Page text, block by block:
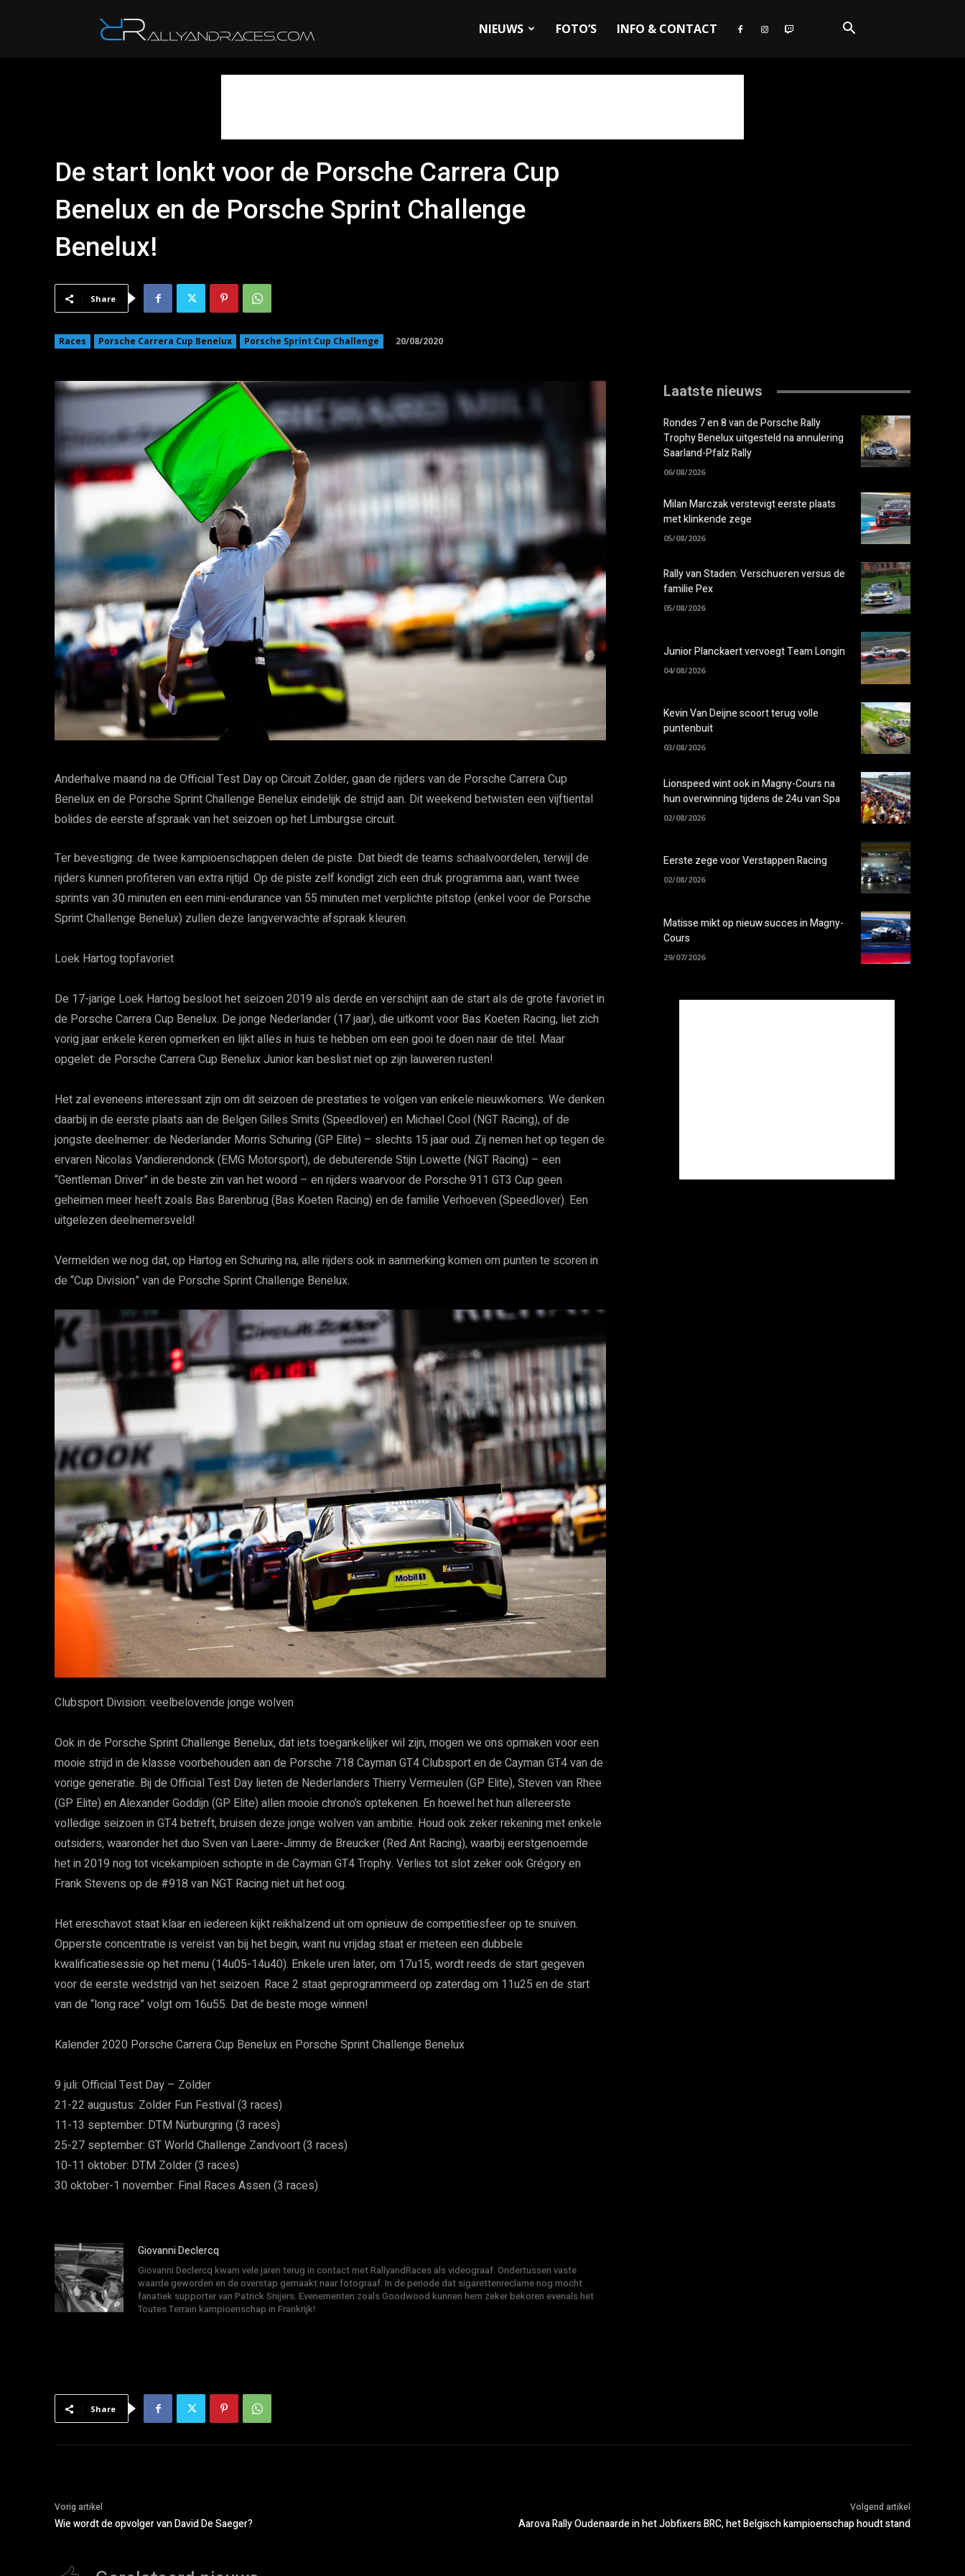
NIEUWS FOTO’S INFO & CONTACT
De start lonkt voor de Porsche Carrera Cup
Benelux en de Porsche Sprint Challenge
Benelux!
Share
Races Porsche Carrera Cup Benelux Porsche Sprint Cup Challenge 20/08/2020
Anderhalve maand na de Official Test Day op Circuit Zolder, gaan de rijders van de Porsche Carrera Cup
Benelux en de Porsche Sprint Challenge Benelux eindelijk de strijd aan. Dit weekend betwisten een vijftiental
bolides de eerste afspraak van het seizoen op het Limburgse circuit.
Ter bevestiging: de twee kampioenschappen delen de piste. Dat biedt de teams schaalvoordelen, terwijl de
rijders kunnen profiteren van extra rijtijd. Op de piste zelf kondigt zich een druk programma aan, want twee
sprints van 30 minuten en een mini-endurance van 55 minuten met verplichte pitstop (enkel voor de Porsche
Sprint Challenge Benelux) zullen deze langverwachte afspraak kleuren.
Loek Hartog topfavoriet
De 17-jarige Loek Hartog besloot het seizoen 2019 als derde en verschijnt aan de start als de grote favoriet in
de Porsche Carrera Cup Benelux. De jonge Nederlander (17 jaar), die uitkomt voor Bas Koeten Racing, liet zich
vorig jaar enkele keren opmerken en lijkt alles in huis te hebben om een gooi te doen naar de titel. Maar
opgelet: de Porsche Carrera Cup Benelux Junior kan beslist niet op zijn lauweren rusten!
Het zal eveneens interessant zijn om dit seizoen de prestaties te volgen van enkele nieuwkomers. We denken
daarbij in de eerste plaats aan de Belgen Gilles Smits (Speedlover) en Michael Cool (NGT Racing), of de
jongste deelnemer: de Nederlander Morris Schuring (GP Elite) – slechts 15 jaar oud. Zij nemen het op tegen de
ervaren Nicolas Vandierendonck (EMG Motorsport), de debuterende Stijn Lowette (NGT Racing) – een
“Gentleman Driver” in de beste zin van het woord – en rijders waarvoor de Porsche 911 GT3 Cup geen
geheimen meer heeft zoals Bas Barenbrug (Bas Koeten Racing) en de familie Verhoeven (Speedlover). Een
uitgelezen deelnemersveld!
Vermelden we nog dat, op Hartog en Schuring na, alle rijders ook in aanmerking komen om punten te scoren in
de “Cup Division” van de Porsche Sprint Challenge Benelux.
Clubsport Division: veelbelovende jonge wolven
Ook in de Porsche Sprint Challenge Benelux, dat iets toegankelijker wil zijn, mogen we ons opmaken voor een
mooie strijd in de klasse voorbehouden aan de Porsche 718 Cayman GT4 Clubsport en de Cayman GT4 van de
vorige generatie. Bij de Official Test Day lieten de Nederlanders Thierry Vermeulen (GP Elite), Steven van Rhee
(GP Elite) en Alexander Goddijn (GP Elite) allen mooie chrono’s optekenen. En hoewel het hun allereerste
volledige seizoen in GT4 betreft, bruisen deze jonge wolven van ambitie. Houd ook zeker rekening met enkele
outsiders, waaronder het duo Sven van Laere-Jimmy de Breucker (Red Ant Racing), waarbij eerstgenoemde
het in 2019 nog tot vicekampioen schopte in de Cayman GT4 Trophy. Verlies tot slot zeker ook Grégory en
Frank Stevens op de #918 van NGT Racing niet uit het oog.
Het ereschavot staat klaar en iedereen kijkt reikhalzend uit om opnieuw de competitiesfeer op te snuiven.
Opperste concentratie is vereist van bij het begin, want nu vrijdag staat er meteen een dubbele
kwalificatiesessie op het menu (14u05-14u40). Enkele uren later, om 17u15, wordt reeds de start gegeven
voor de eerste wedstrijd van het seizoen. Race 2 staat geprogrammeerd op zaterdag om 11u25 en de start
van de “long race” volgt om 16u55. Dat de beste moge winnen!
Kalender 2020 Porsche Carrera Cup Benelux en Porsche Sprint Challenge Benelux
9 juli: Official Test Day – Zolder
21-22 augustus: Zolder Fun Festival (3 races)
11-13 september: DTM Nürburgring (3 races)
25-27 september: GT World Challenge Zandvoort (3 races)
10-11 oktober: DTM Zolder (3 races)
30 oktober-1 november: Final Races Assen (3 races)
Giovanni Declercq
Giovanni Declercq kwam vele jaren terug in contact met RallyandRaces als videograaf. Ondertussen vaste
waarde geworden en de overstap gemaakt naar fotograaf. In de periode dat sigarettenreclame nog mocht
fanatiek supporter van Patrick Snijers. Evenementen zoals Goodwood kunnen hem zeker bekoren evenals het
Toutes Terrain kampioenschap in Frankrijk!
Laatste nieuws
Rondes 7 en 8 van de Porsche Rally
Trophy Benelux uitgesteld na annulering
Saarland-Pfalz Rally
06/08/2026
Milan Marczak verstevigt eerste plaats
met klinkende zege
05/08/2026
Rally van Staden: Verschueren versus de
familie Pex
05/08/2026
Junior Planckaert vervoegt Team Longin
04/08/2026
Kevin Van Deijne scoort terug volle
puntenbuit
03/08/2026
Lionspeed wint ook in Magny-Cours na
hun overwinning tijdens de 24u van Spa
02/08/2026
Eerste zege voor Verstappen Racing
02/08/2026
Matisse mikt op nieuw succes in Magny-
Cours
29/07/2026
Share
Vorig artikel
Wie wordt de opvolger van David De Saeger?
Volgend artikel
Aarova Rally Oudenaarde in het Jobfixers BRC, het Belgisch kampioenschap houdt stand